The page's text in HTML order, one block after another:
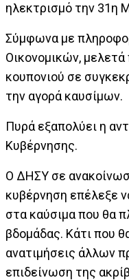
ηλεκτρισμό την 31η
Σύμφωνα με
Οικονομικών,
κουπονιού σε
την αγορά καυσίμων.
Πυρά εξαπολύει η
Κυβέρνησης.
Ο ΔΗΣΥ σε
κυβέρνηση επέλεξε
στα καύσιμα που θα
βδομάδας. Κάτι που
ανατιμήσεις άλλων
επιδείνωση της